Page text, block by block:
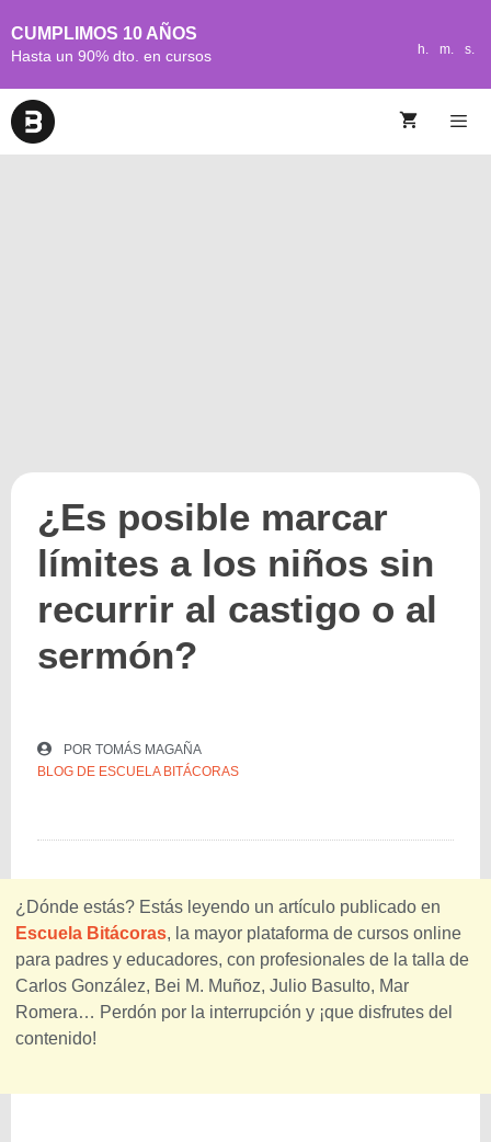
CUMPLIMOS 10 AÑOS
Hasta un 90% dto. en cursos h. m. s.
¿Es posible marcar
límites a los niños sin
recurrir al castigo o al
sermón?
POR TOMÁS MAGAÑA
BLOG DE ESCUELA BITÁCORAS
¿Dónde estás? Estás leyendo un artículo publicado en
Escuela Bitácoras, la mayor plataforma de cursos online
para padres y educadores, con profesionales de la talla de
Carlos González, Bei M. Muñoz, Julio Basulto, Mar
Romera… Perdón por la interrupción y ¡que disfrutes del
contenido!